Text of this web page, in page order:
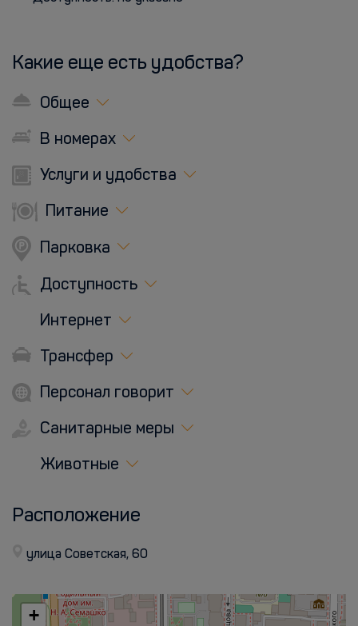
Какие еще есть удобства?
Общее
В номерах
Услуги и удобства
Питание
Парковка
Доступность
Интернет
Трансфер
Персонал говорит
Санитарные меры
Животные
Расположение
улица Советская, 60
+